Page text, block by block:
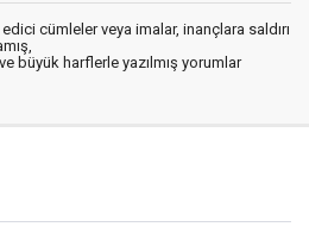
cümleler veya imalar, inançlara saldırı
büyük harflerle yazılmış yorumlar